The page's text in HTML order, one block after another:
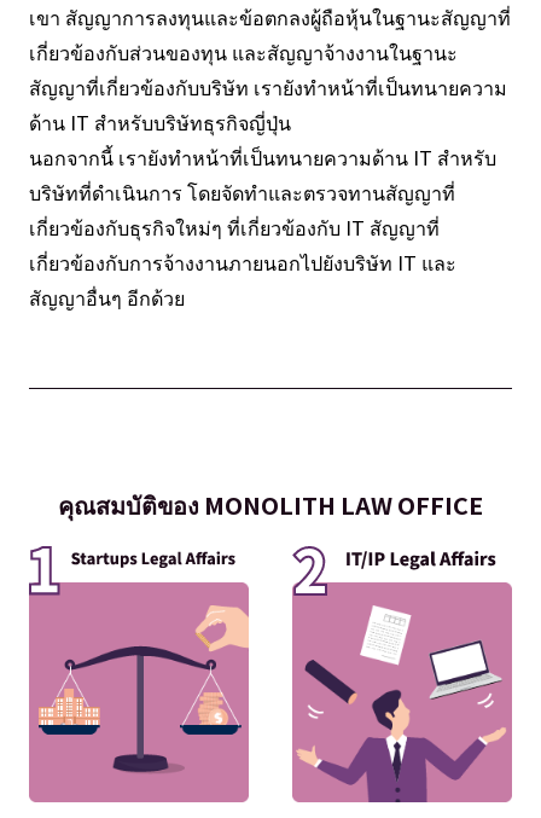
เขา สัญญาการลงทุนและข้อตกลงผู้ถือหุ้นในฐานะสัญญาที่
เกี่ยวข้องกับส่วนของทุน และสัญญาจ้างงานในฐานะ
สัญญาที่เกี่ยวข้องกับบริษัท เรายังทำหน้าที่เป็นทนายความ
ด้าน IT สำหรับบริษัทธุรกิจญี่ปุ่น
นอกจากนี้ เรายังทำหน้าที่เป็นทนายความด้าน IT สำหรับ
บริษัทที่ดำเนินการ โดยจัดทำและตรวจทานสัญญาที่
เกี่ยวข้องกับธุรกิจใหม่ๆ ที่เกี่ยวข้องกับ IT สัญญาที่
เกี่ยวข้องกับการจ้างงานภายนอกไปยังบริษัท IT และ
สัญญาอื่นๆ อีกด้วย
คุณสมบัติของ MONOLITH LAW OFFICE